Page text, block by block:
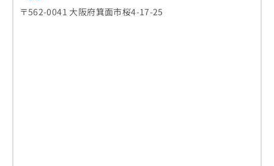
〒562-0041 大阪府箕面市桜4-17-25